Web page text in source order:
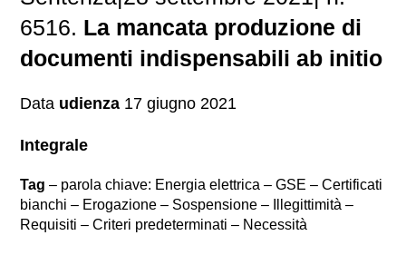
6516. La mancata produzione di
documenti indispensabili ab initio
Data udienza 17 giugno 2021
Integrale
Tag – parola chiave: Energia elettrica – GSE – Certificati
bianchi – Erogazione – Sospensione – Illegittimità –
Requisiti – Criteri predeterminati – Necessità